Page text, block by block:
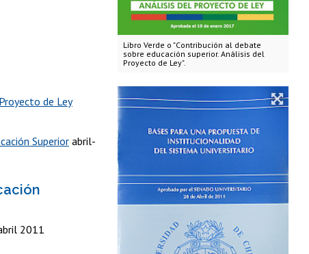
Libro Verde o "Contribución al debate
sobre educación superior. Análisis del
Proyecto de Ley".
de Ley
Superior abril-
2011